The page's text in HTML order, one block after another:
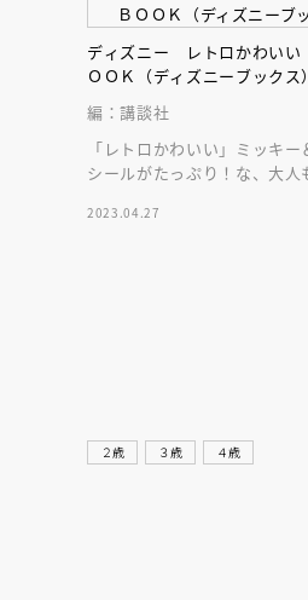
ディズニー レトロかわい
ＯＯＫ（ディズニーブックス）
編：講談社
「レトロかわいい」ミッキー
シールがたっぷり！な、大人
2023.04.27
２歳 ３歳 ４歳